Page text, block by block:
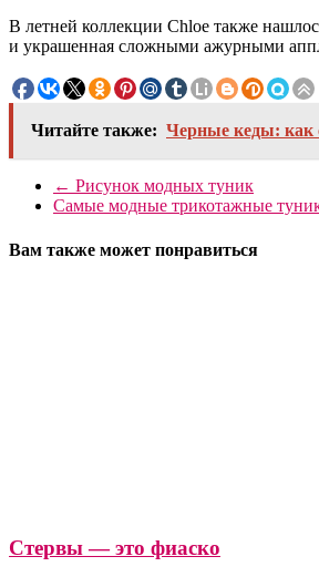
В летней коллекции Chloe также
и украшенная сложными ажурными
Читайте также: Черные кеды: как
← Рисунок модных туник
Самые модные трикотажные
Вам также может понравиться
Стервы — это фиаско